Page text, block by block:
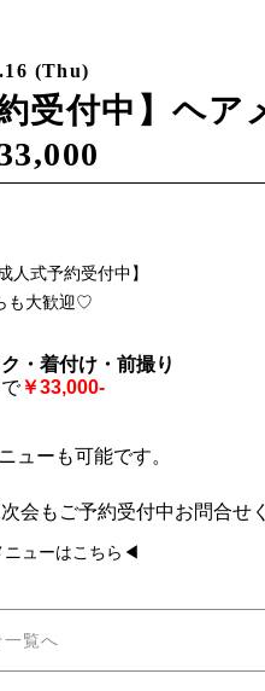
(Thu)
約受付中】ヘ
人式予約受付中】
も大歓迎♡
・着付け・前撮り
￥33,000-
ューも可能です。
会もご予約受付中お問合せ
ューはこちら◀
覧へ